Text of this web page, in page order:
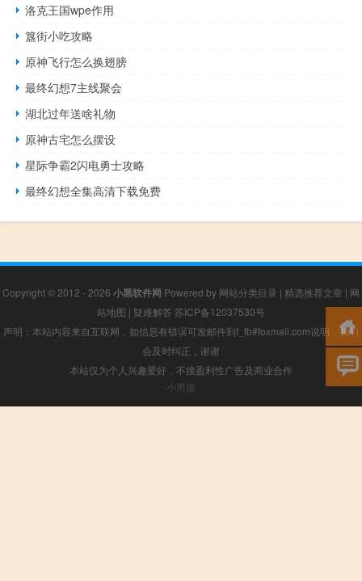
洛克王国wpe作用
簋街小吃攻略
原神飞行怎么换翅膀
最终幻想7主线聚会
湖北过年送啥礼物
原神古宅怎么摆设
星际争霸2闪电勇士攻略
最终幻想全集高清下载免费
Copyright © 2012 - 2026 小黑软件网 Powered by 网站分类目录 | 精选推荐文章 | 网
站地图 | 疑难解答 苏ICP备12037530号
声明：本站内容来自互联网，如信息有错误可发邮件到f_fb#foxmail.com说明，我们
会及时纠正，谢谢
本站仅为个人兴趣爱好，不接盈利性广告及商业合作
小男孩